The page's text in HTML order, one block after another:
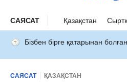
САЯСАТ Қазақстан
Бізбен бірге қатарынан болған
САЯСАТ ҚАЗАҚСТАН